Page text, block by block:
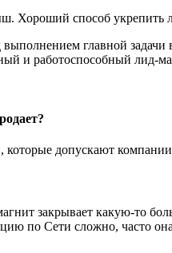
Хороший способ укрепить
главной задачи
и работоспособный лид-
допускают
закрывает какую-то
по Сети сложно, часто она